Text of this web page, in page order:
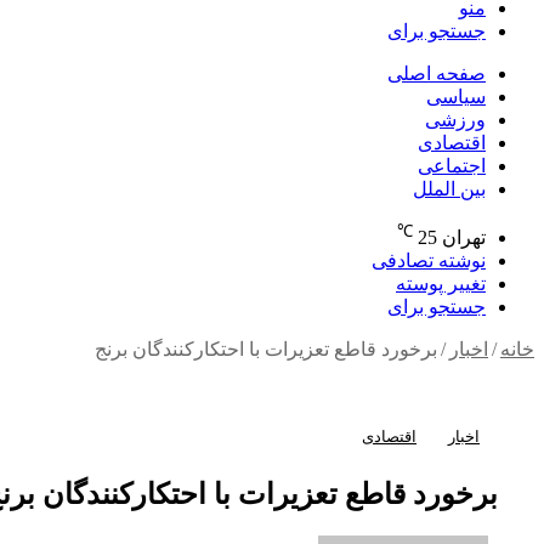
منو
جستجو برای
صفحه اصلی
سیاسی
ورزشی
اقتصادی
اجتماعی
بین الملل
تهران 25
℃
نوشته تصادفی
تغییر پوسته
جستجو برای
خانه / اخبار / برخورد قاطع تعزیرات با احتکارکنندگان برنج
اخبار اقتصادی
برخورد قاطع تعزیرات با احتکارکنندگان